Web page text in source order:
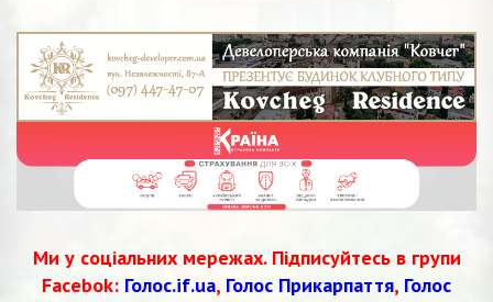
Ми у соціальних мережах. Підписуйтесь в групи
Facebok: Голос.if.ua, Голос Прикарпаття, Голос